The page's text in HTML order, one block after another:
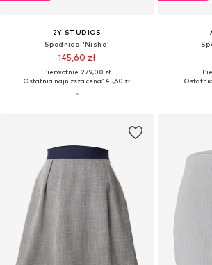
2Y STUDIOS
Spódnica 'Nisha'
145,60 zł
Pierwotnie: 279,00 zł
Ostatnia najniższa cena:145,60 zł